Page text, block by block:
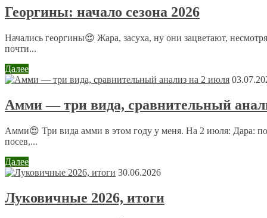
Ваш адрес email не будет опубликован.
Обязательные поля
Имя*
Email*
Сайт
Отправляя сообщение, Вы разрешаете сбор и обработку
Георгины: начало сезона 2026
Начались георгины😍 Жара, засуха, ну они зацветают,
почти...
Далее
Амми — три вида, сравнительный
Амми😍 Три вида амми в этом году у меня. На 2 июля: Дара:
посев,...
Далее
30.06.2026
Луковичные 2026, итоги